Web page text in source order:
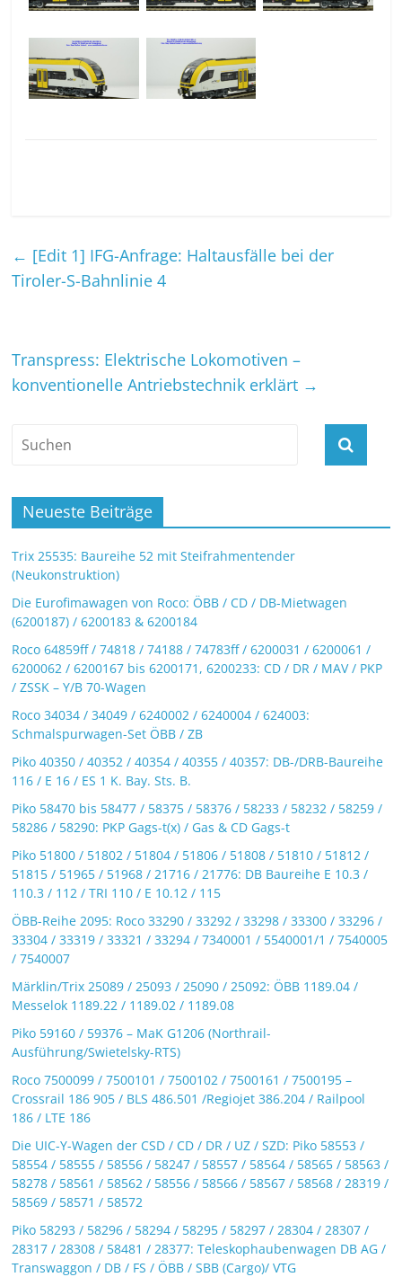
← [Edit 1] IFG-Anfrage: Haltausfälle bei der
Tiroler-S-Bahnlinie 4
Transpress: Elektrische Lokomotiven –
konventionelle Antriebstechnik erklärt →
Neueste Beiträge
Trix 25535: Baureihe 52 mit Steifrahmentender
(Neukonstruktion)
Die Eurofimawagen von Roco: ÖBB / CD / DB-Mietwagen
(6200187) / 6200183 & 6200184
Roco 64859ff / 74818 / 74188 / 74783ff / 6200031 / 6200061 /
6200062 / 6200167 bis 6200171, 6200233: CD / DR / MAV / PKP
/ ZSSK – Y/B 70-Wagen
Roco 34034 / 34049 / 6240002 / 6240004 / 624003:
Schmalspurwagen-Set ÖBB / ZB
Piko 40350 / 40352 / 40354 / 40355 / 40357: DB-/DRB-Baureihe
116 / E 16 / ES 1 K. Bay. Sts. B.
Piko 58470 bis 58477 / 58375 / 58376 / 58233 / 58232 / 58259 /
58286 / 58290: PKP Gags-t(x) / Gas & CD Gags-t
Piko 51800 / 51802 / 51804 / 51806 / 51808 / 51810 / 51812 /
51815 / 51965 / 51968 / 21716 / 21776: DB Baureihe E 10.3 /
110.3 / 112 / TRI 110 / E 10.12 / 115
ÖBB-Reihe 2095: Roco 33290 / 33292 / 33298 / 33300 / 33296 /
33304 / 33319 / 33321 / 33294 / 7340001 / 5540001/1 / 7540005
/ 7540007
Märklin/Trix 25089 / 25093 / 25090 / 25092: ÖBB 1189.04 /
Messelok 1189.22 / 1189.02 / 1189.08
Piko 59160 / 59376 – MaK G1206 (Northrail-
Ausführung/Swietelsky-RTS)
Roco 7500099 / 7500101 / 7500102 / 7500161 / 7500195 –
Crossrail 186 905 / BLS 486.501 /Regiojet 386.204 / Railpool
186 / LTE 186
Die UIC-Y-Wagen der CSD / CD / DR / UZ / SZD: Piko 58553 /
58554 / 58555 / 58556 / 58247 / 58557 / 58564 / 58565 / 58563 /
58278 / 58561 / 58562 / 58556 / 58566 / 58567 / 58568 / 28319 /
58569 / 58571 / 58572
Piko 58293 / 58296 / 58294 / 58295 / 58297 / 28304 / 28307 /
28317 / 28308 / 58481 / 28377: Teleskophaubenwagen DB AG /
Transwaggon / DB / FS / ÖBB / SBB (Cargo)/ VTG